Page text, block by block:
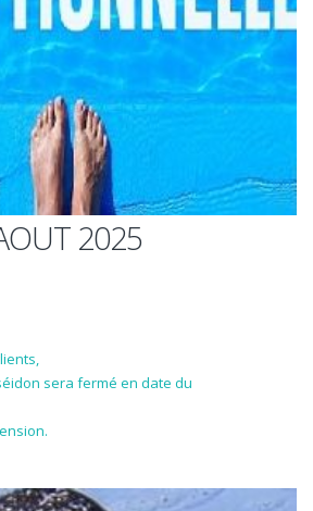
2025
sera fermé en date du